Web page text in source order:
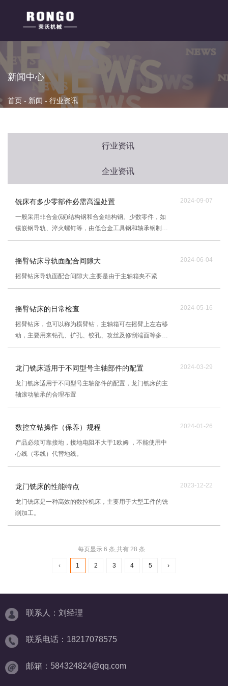
新闻中心
首页 - 新闻 - 行业资讯
行业资讯
企业资讯
2024-09-07
铣床有多少零部件必需高温处置
一般采用非合金(碳)结构钢和合金结构钢。少数零件，如
镶嵌钢导轨、淬火螺钉等，由低合金工具钢和轴承钢制
成。
2024-06-04
摇臂钻床导轨面配合间隙大
摇臂钻床导轨面配合间隙大,主要是由于主轴箱夹不紧
2024-05-16
摇臂钻床的日常检查
摇臂钻床，也可以称为横臂钻，主轴箱可在摇臂上左右移
动，主要用来钻孔、扩孔、铰孔、攻丝及修刮端面等多种
形式的加工
2024-03-29
龙门铣床适用于不同型号主轴部件的配置
龙门铣床适用于不同型号主轴部件的配置，龙门铣床的主
轴滚动轴承的合理布置
2024-01-26
数控立钻操作（保养）规程
产品必须可靠接地，接地电阻不大于1欧姆 ，不能使用中
心线（零线）代替地线。
2023-12-22
龙门铣床的性能特点
龙门铣床是一种高效的数控机床，主要用于大型工件的铣
削加工。
每页显示 6 条,共有 28 条
‹ 1 2 3 4 5 ›
联系人：刘经理
联系电话：18217078575
邮箱：584324824@qq.com